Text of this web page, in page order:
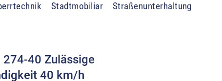
Stadtmobiliar Straßenunterhaltung
40 Zulässige
40 km/h